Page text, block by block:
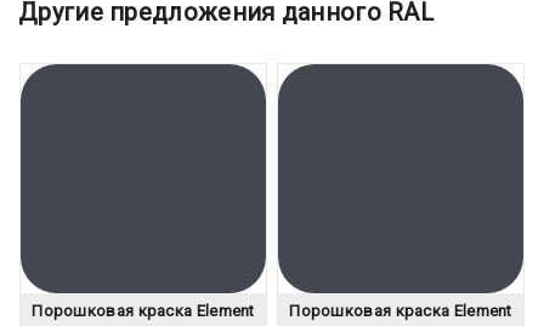
Другие предложения данного RAL
Порошковая краска Element
Порошковая краска Element